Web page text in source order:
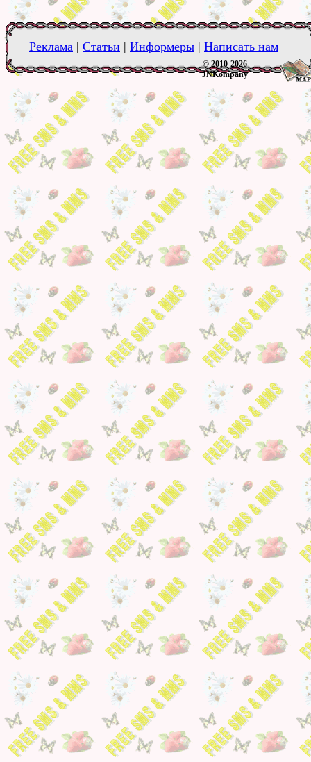
Реклама | Статьи | Информеры | Написать нам
© 2010-2026
JNKompany